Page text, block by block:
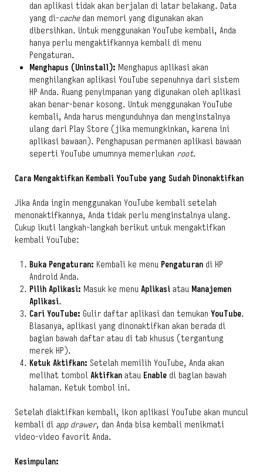
dan aplikasi tidak akan berjalan di latar belakang. Data
yang di-cachedan memori yang digunakan akan
dibersihkan. Untuk menggunakan YouTube kembali, Anda
hanya perlu mengaktifkannya kembali di menu
Pengaturan.
Menghapus (Uninstall): Menghapus aplikasi akan
menghilangkan aplikasi YouTube sepenuhnya dari sistem
HP Anda. Ruang penyimpanan yang digunakan oleh aplikasi
akan benar-benar kosong. Untuk menggunakan YouTube
kembali, Anda harus mengunduhnya dan menginstalnya
ulang dari Play Store (jika memungkinkan, karena ini
aplikasi bawaan). Penghapusan permanen aplikasi bawaan
seperti YouTube umumnya memerlukan root.
Cara Mengaktifkan Kembali YouTube yang Sudah Dinonaktifkan
Jika Anda ingin menggunakan YouTube kembali setelah
menonaktifkannya, Anda tidak perlu menginstalnya ulang.
Cukup ikuti langkah-langkah berikut untuk mengaktifkan
kembali YouTube:
Buka Pengaturan: Kembali ke menu Pengaturan di HP
Android Anda.
Pilih Aplikasi: Masuk ke menu Aplikasi atau Manajemen
Aplikasi.
Cari YouTube: Gulir daftar aplikasi dan temukan YouTube.
Biasanya, aplikasi yang dinonaktifkan akan berada di
bagian bawah daftar atau di tab khusus (tergantung
merek HP).
Ketuk Aktifkan: Setelah memilih YouTube, Anda akan
melihat tombol Aktifkan atau Enable di bagian bawah
halaman. Ketuk tombol ini.
Setelah diaktifkan kembali, ikon aplikasi YouTube akan muncul
kembali di app drawer, dan Anda bisa kembali menikmati
video-video favorit Anda.
Kesimpulan: